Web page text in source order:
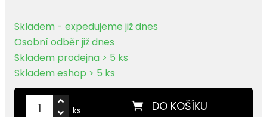
Skladem - expedujeme již dnes
Osobní odběr již dnes
Skladem prodejna > 5 ks
Skladem eshop > 5 ks
DO KOŠÍKU
ks